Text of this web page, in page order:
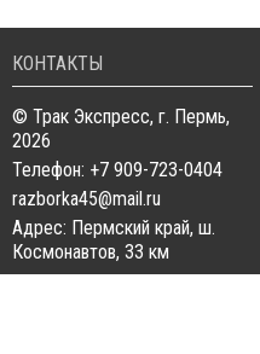
КОНТАКТЫ
© Трак Экспресс, г. Пермь,
2026
Телефон: +7 909-723-0404
razborka45@mail.ru
Адрес: Пермский край, ш.
Космонавтов, 33 км